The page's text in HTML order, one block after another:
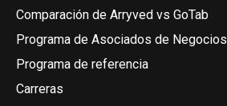
Comparación de Arryved vs GoTab
Programa de Asociados de Negocios
Programa de referencia
Carreras